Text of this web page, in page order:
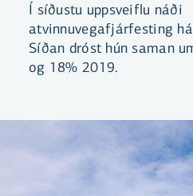
Í síðustu uppsveiflu náði
atvinnuvegafjárfesting
Síðan dróst hún saman
og 18% 2019.